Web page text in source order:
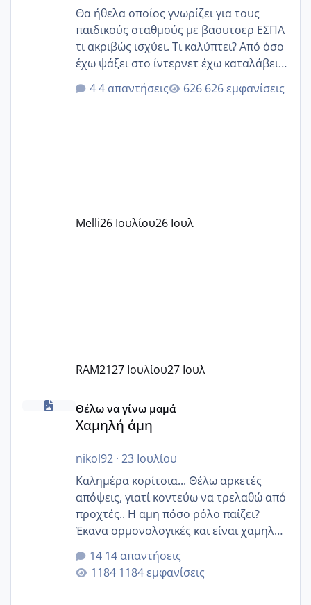
Θα ήθελα οποίος γνωρίζει για τους
παιδικούς σταθμούς με βαουτσερ ΕΣΠΑ
τι ακριβώς ισχύει. Τι καλύπτει? Από όσο
έχω ψάξει στο ίντερνετ έχω καταλάβει
ότι το βαουτσερ καλύπτει όλα τα
δίδακτρα και τα τροφεια του ιδιωτικού
Εγώ πήγα σε έναν ιδιωτικό παιδικό στ
4 απαντήσεις 626 εμφανίσεις
Melli26 Ιουλίου26 Ιουλ
RAM2127 Ιουλίου27 Ιουλ
Χαμηλή άμη
Θέλω να γίνω μαμά
Χαμηλή άμη
nikol92· 23 Ιουλίου
Καλημέρα κορίτσια... Θέλω αρκετές
απόψεις, γιατί κοντεύω να τρελαθώ από
προχτές.. Η αμη πόσο ρόλο παίζει?
Έκανα ορμονολογικές και είναι χαμηλή
για την ηλικία μου.. Είχα ήδη μια
εγκυμοσύνη, που έπρεπε να τερματιστεί
στην 27η εβδομάδα και προσπαθώ 7
14 απαντήσεις
1184 εμφανίσεις